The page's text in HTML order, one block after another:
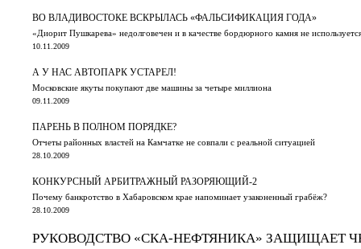
ВО ВЛАДИВОСТОКЕ ВСКРЫЛАСЬ «ФАЛЬСИФИКАЦИЯ ГОДА»
«Диорит Пушкарева» недолговечен и в качестве бордюрного камня не
10.11.2009
А У НАС АВТОПАРК УСТАРЕЛ!
Московские якуты покупают две машины за четыре миллиона
09.11.2009
ПАРЕНЬ В ПОЛНОМ ПОРЯДКЕ?
Отчеты районных властей на Камчатке не совпали с реальной ситуацией
28.10.2009
КОНКУРСНЫЙ АРБИТРАЖНЫЙ РАЗОРЯЮЩИЙ-2
Почему банкротство в Хабаровском крае напоминает узаконенный грабёж?
28.10.2009
РУКОВОДСТВО «СКА-НЕФТЯНИКА» ЗАЩИЩАЕТ